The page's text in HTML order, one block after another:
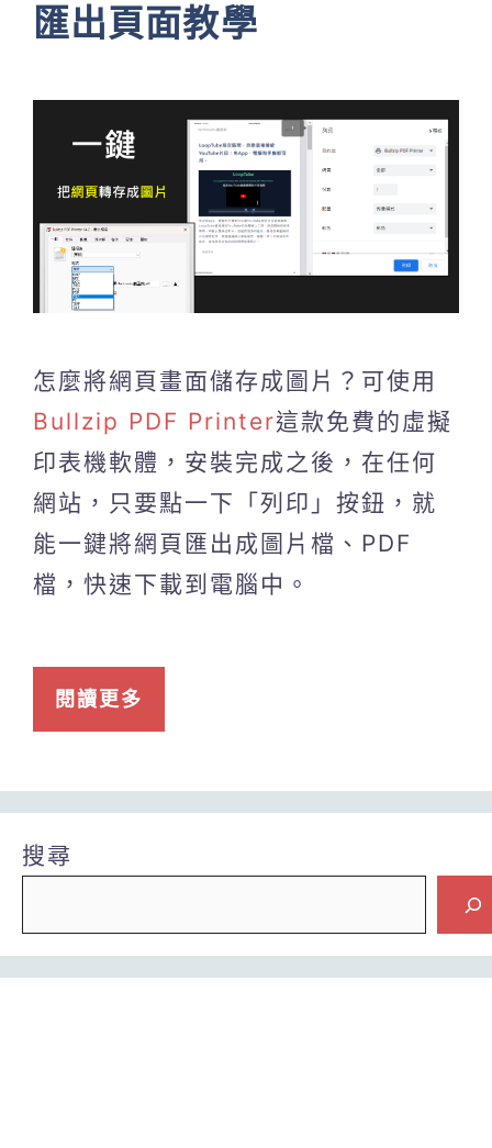
匯出頁面教學
怎麼將網頁畫面儲存成圖片？可使用
Bullzip PDF Printer這款免費的虛擬
印表機軟體，安裝完成之後，在任何
網站，只要點一下「列印」按鈕，就
能一鍵將網頁匯出成圖片檔、PDF
檔，快速下載到電腦中。
閱讀更多
搜尋